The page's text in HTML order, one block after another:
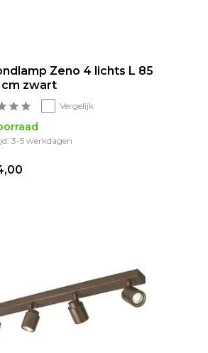
Zeno 4 lichts L 85
cm zwart
Vergelijk
3-5 werkdagen